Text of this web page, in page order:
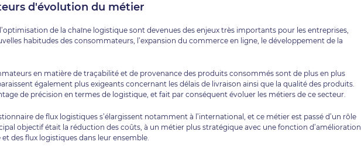
d'évolution du métier
de la chaîne logistique sont devenues des enjeux très importants pour les entreprises,
habitudes des consommateurs, l’expansion du commerce en ligne, le développement de la
en matière de traçabilité et de provenance des produits consommés sont de plus en plus
également plus exigeants concernant les délais de livraison ainsi que la qualité des produits.
de précision en termes de logistique, et fait par conséquent évoluer les métiers de ce secteur.
de flux logistiques s’élargissent notamment à l’international, et ce métier est passé d’un rôle
objectif était la réduction des coûts, à un métier plus stratégique avec une fonction d’amélioration
et des flux logistiques dans leur ensemble.